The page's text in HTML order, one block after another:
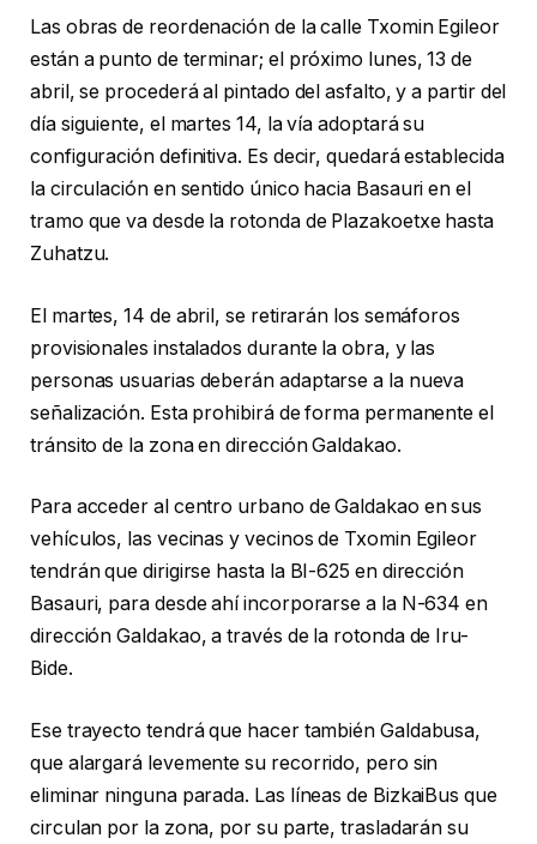
Las obras de reordenación de la calle Txomin Egileor
están a punto de terminar; el próximo lunes, 13 de
abril, se procederá al pintado del asfalto, y a partir del
día siguiente, el martes 14, la vía adoptará su
configuración definitiva. Es decir, quedará establecida
la circulación en sentido único hacia Basauri en el
tramo que va desde la rotonda de Plazakoetxe hasta
Zuhatzu.
El martes, 14 de abril, se retirarán los semáforos
provisionales instalados durante la obra, y las
personas usuarias deberán adaptarse a la nueva
señalización. Esta prohibirá de forma permanente el
tránsito de la zona en dirección Galdakao.
Para acceder al centro urbano de Galdakao en sus
vehículos, las vecinas y vecinos de Txomin Egileor
tendrán que dirigirse hasta la BI-625 en dirección
Basauri, para desde ahí incorporarse a la N-634 en
dirección Galdakao, a través de la rotonda de Iru-
Bide.
Ese trayecto tendrá que hacer también Galdabusa,
que alargará levemente su recorrido, pero sin
eliminar ninguna parada. Las líneas de BizkaiBus que
circulan por la zona, por su parte, trasladarán su